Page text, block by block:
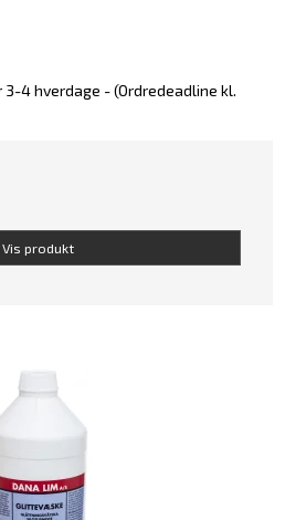
4 hverdage - (Ordredeadline kl.
Vis produkt